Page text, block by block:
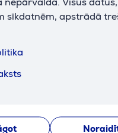
sīkdatnēm, apstrādā